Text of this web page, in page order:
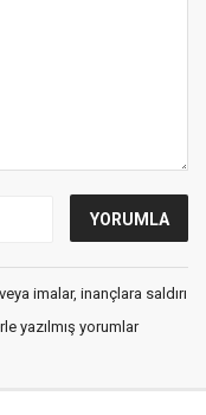
imalar, inançlara saldırı
yazılmış yorumlar